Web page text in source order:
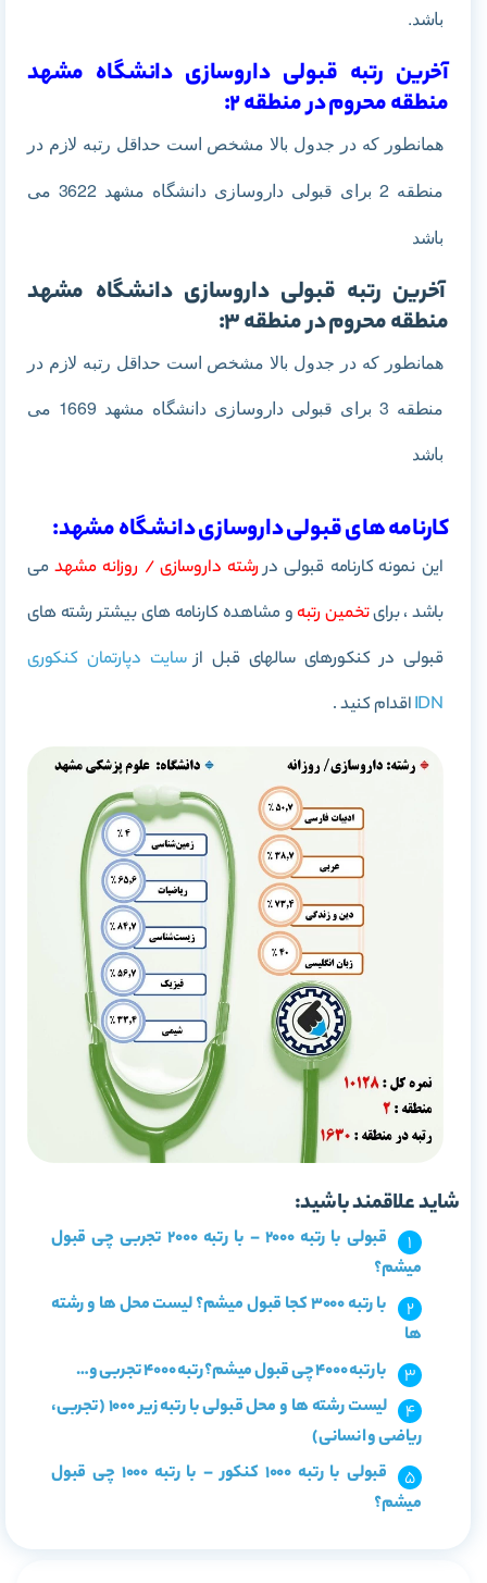
باشد.
آخرین رتبه قبولی داروسازی دانشگاه مشهد
منطقه محروم در منطقه 2:
همانطور که در جدول بالا مشخص است حداقل رتبه لازم در
منطقه 2 برای قبولی داروسازی دانشگاه مشهد 3622 می
باشد
آخرین رتبه قبولی داروسازی دانشگاه مشهد
منطقه محروم در منطقه 3:
همانطور که در جدول بالا مشخص است حداقل رتبه لازم در
منطقه 3 برای قبولی داروسازی دانشگاه مشهد 1669 می
باشد
کارنامه های قبولی داروسازی دانشگاه مشهد:
این نمونه کارنامه قبولی دررشته داروسازی / روزانه مشهدمی
باشد ، برایتخمین رتبه و مشاهده کارنامه های بیشتر رشته های
قبولی در کنکورهای سالهای قبل ازسایت دپارتمان کنکوری
IDNاقدام کنید .
شاید علاقمند باشید:
قبولی با رتبه 2000 – با رتبه 2000 تجربی چی قبول
میشم؟
با رتبه 3000 کجا قبول میشم؟ لیست محل ها و رشته
ها
با رتبه 4000 چی قبول میشم؟ رتبه 4000 تجربی و…
لیست رشته ها و محل قبولی با رتبه زیر 1000 (تجربی،
ریاضی و انسانی)
قبولی با رتبه 1000 کنکور – با رتبه 1000 چی قبول
میشم؟